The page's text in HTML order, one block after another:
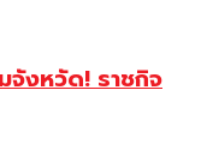
จังหวัด! ราชกิจ